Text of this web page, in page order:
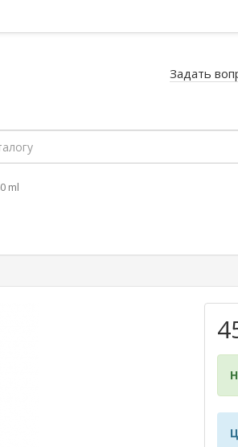
Задать
ml